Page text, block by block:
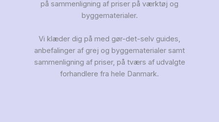
på sammenligning af priser på værktøj og
byggematerialer.
Vi klæder dig på med gør-det-selv guides,
anbefalinger af grej og byggematerialer samt
sammenligning af priser, på tværs af udvalgte
forhandlere fra hele Danmark.